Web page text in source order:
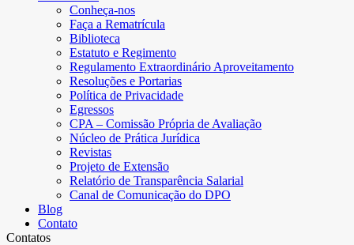
Conheça-nos
Faça a Rematrícula
Biblioteca
Estatuto e Regimento
Regulamento Extraordinário Aproveitamento
Resoluções e Portarias
Política de Privacidade
Egressos
CPA – Comissão Própria de Avaliação
Núcleo de Prática Jurídica
Revistas
Projeto de Extensão
Relatório de Transparência Salarial
Canal de Comunicação do DPO
Blog
Contato
Contatos